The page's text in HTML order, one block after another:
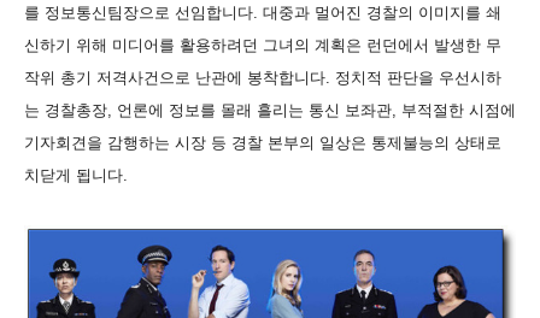
를 정보통신팀장으로 선임합니다. 대중과 멀어진 경찰의 이미지를 쇄
신하기 위해 미디어를 활용하려던 그녀의 계획은 런던에서 발생한 무
작위 총기 저격사건으로 난관에 봉착합니다. 정치적 판단을 우선시하
는 경찰총장, 언론에 정보를 몰래 흘리는 통신 보좌관, 부적절한 시점에
기자회견을 감행하는 시장 등 경찰 본부의 일상은 통제불능의 상태로
치닫게 됩니다.